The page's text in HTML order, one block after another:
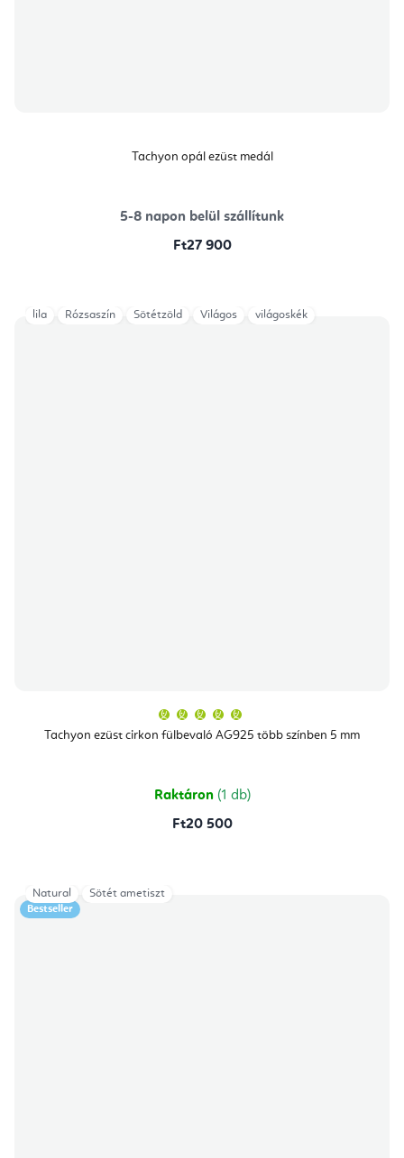
Tachyon opál ezüst medál
5-8 napon belül szállítunk
Ft27 900
Tachyon ezüst cirkon fülbevaló AG925 több színben 5 mm
átlagos
értékelése
csillag.
Raktáron (1 db)
Ft20 500
lila Rózsaszín Sötétzöld Világos világoskék
Bestseller
Natural Sötét ametiszt